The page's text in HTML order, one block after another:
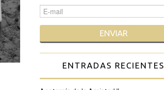
ENTRADAS RECIENTES